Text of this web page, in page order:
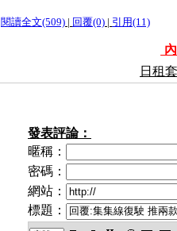
閱讀全文(509) | 回覆(0) | 引用(11)
日租
發表評論：
暱稱：
密碼：
網站：
標題：